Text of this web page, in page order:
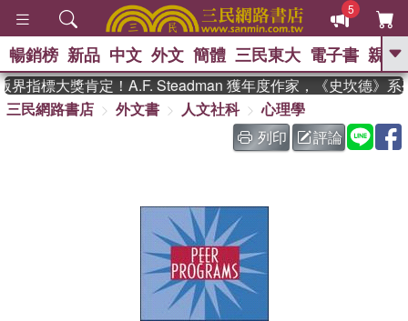
5
GO
熱搜： 東野圭吾 、 高希均教授回憶錄
The Odyssey 、 父親節 、 如果歷
史是一群喵 、 暑期推薦 、 國際布克
偉大的迷走神經
暢銷榜 新品 中文 外文 簡體 三民東大 電子書 親子
指標大獎肯定！A.F. Steadman 獲年度作家，《史坎德》系
三民網路書店
外文書 人文社科
心理學
列印
評論